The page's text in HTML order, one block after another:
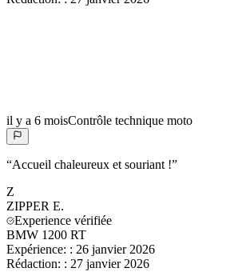
il y a 6 moisContrôle technique moto
“Accueil chaleureux et souriant !”
Z
ZIPPER E.
Experience vérifiée
BMW 1200 RT
Expérience: : 26 janvier 2026
Rédaction: : 27 janvier 2026